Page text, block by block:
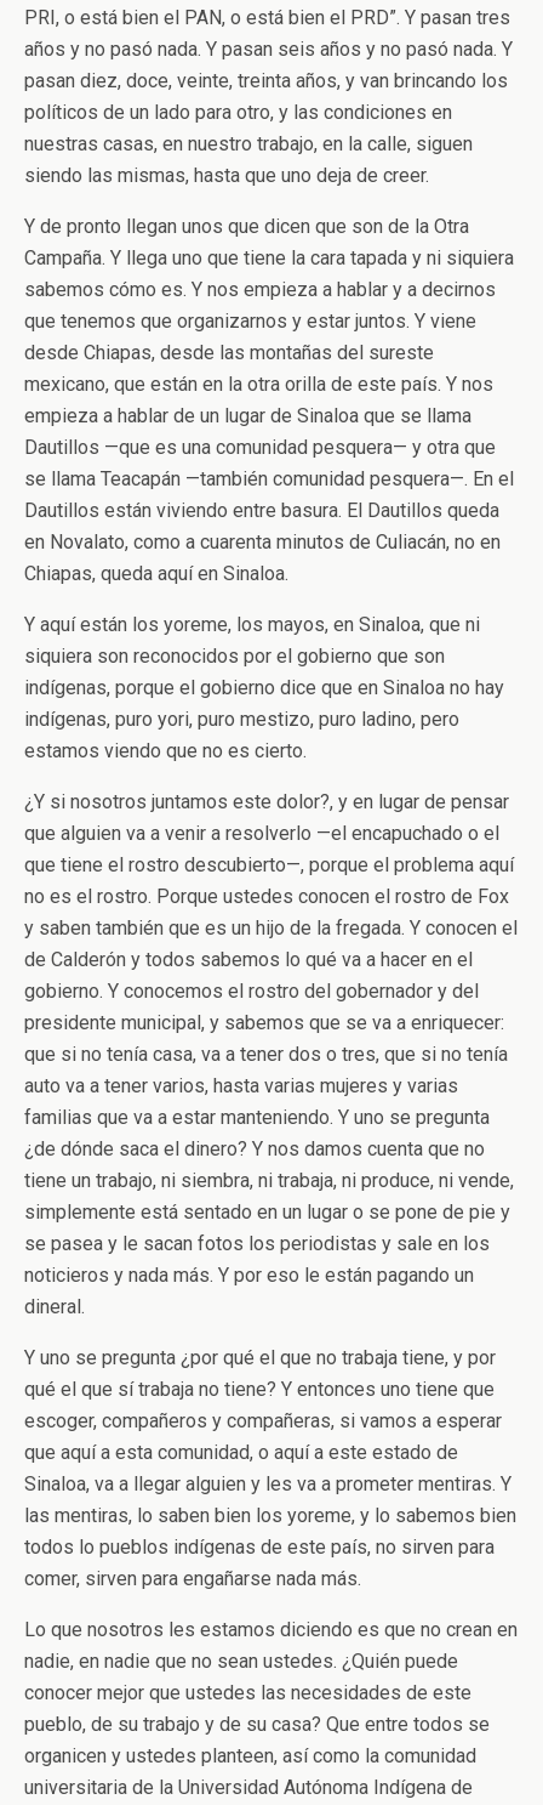
PRI, o está bien el PAN, o está bien el PRD”. Y pasan tres
años y no pasó nada. Y pasan seis años y no pasó nada. Y
pasan diez, doce, veinte, treinta años, y van brincando los
políticos de un lado para otro, y las condiciones en
nuestras casas, en nuestro trabajo, en la calle, siguen
siendo las mismas, hasta que uno deja de creer.
Y de pronto llegan unos que dicen que son de la Otra
Campaña. Y llega uno que tiene la cara tapada y ni siquiera
sabemos cómo es. Y nos empieza a hablar y a decirnos
que tenemos que organizarnos y estar juntos. Y viene
desde Chiapas, desde las montañas del sureste
mexicano, que están en la otra orilla de este país. Y nos
empieza a hablar de un lugar de Sinaloa que se llama
Dautillos —que es una comunidad pesquera— y otra que
se llama Teacapán —también comunidad pesquera—. En el
Dautillos están viviendo entre basura. El Dautillos queda
en Novalato, como a cuarenta minutos de Culiacán, no en
Chiapas, queda aquí en Sinaloa.
Y aquí están los yoreme, los mayos, en Sinaloa, que ni
siquiera son reconocidos por el gobierno que son
indígenas, porque el gobierno dice que en Sinaloa no hay
indígenas, puro yori, puro mestizo, puro ladino, pero
estamos viendo que no es cierto.
¿Y si nosotros juntamos este dolor?, y en lugar de pensar
que alguien va a venir a resolverlo —el encapuchado o el
que tiene el rostro descubierto—, porque el problema aquí
no es el rostro. Porque ustedes conocen el rostro de Fox
y saben también que es un hijo de la fregada. Y conocen el
de Calderón y todos sabemos lo qué va a hacer en el
gobierno. Y conocemos el rostro del gobernador y del
presidente municipal, y sabemos que se va a enriquecer:
que si no tenía casa, va a tener dos o tres, que si no tenía
auto va a tener varios, hasta varias mujeres y varias
familias que va a estar manteniendo. Y uno se pregunta
¿de dónde saca el dinero? Y nos damos cuenta que no
tiene un trabajo, ni siembra, ni trabaja, ni produce, ni vende,
simplemente está sentado en un lugar o se pone de pie y
se pasea y le sacan fotos los periodistas y sale en los
noticieros y nada más. Y por eso le están pagando un
dineral.
Y uno se pregunta ¿por qué el que no trabaja tiene, y por
qué el que sí trabaja no tiene? Y entonces uno tiene que
escoger, compañeros y compañeras, si vamos a esperar
que aquí a esta comunidad, o aquí a este estado de
Sinaloa, va a llegar alguien y les va a prometer mentiras. Y
las mentiras, lo saben bien los yoreme, y lo sabemos bien
todos lo pueblos indígenas de este país, no sirven para
comer, sirven para engañarse nada más.
Lo que nosotros les estamos diciendo es que no crean en
nadie, en nadie que no sean ustedes. ¿Quién puede
conocer mejor que ustedes las necesidades de este
pueblo, de su trabajo y de su casa? Que entre todos se
organicen y ustedes planteen, así como la comunidad
universitaria de la Universidad Autónoma Indígena de